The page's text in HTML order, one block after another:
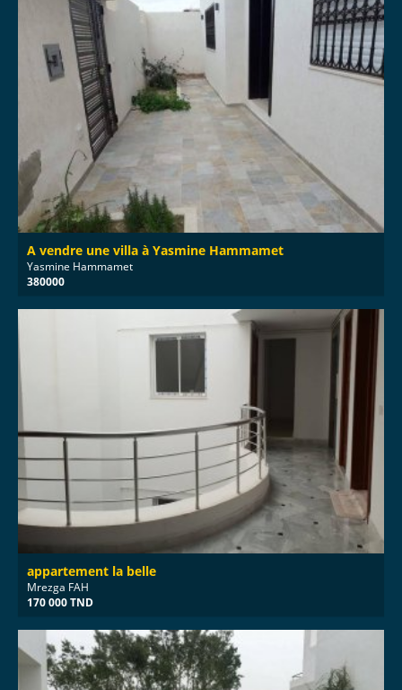
A vendre une villa à Yasmine Hammamet
Yasmine Hammamet
380000
appartement la belle
Mrezga FAH
170 000 TND